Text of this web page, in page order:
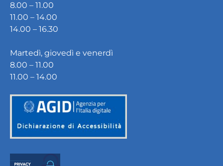
8.00 – 11.00
11.00 – 14.00
14.00 – 16.30
Martedì, giovedì e venerdì
8.00 – 11.00
11.00 – 14.00